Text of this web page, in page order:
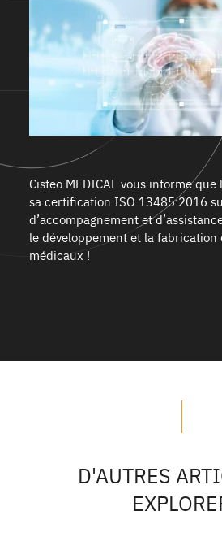
Cisteo MEDICAL vous informe que
sa certification ISO 13485:2016
d’accompagnement et
le développement et la fabrication
médicaux !
D'AUTRES